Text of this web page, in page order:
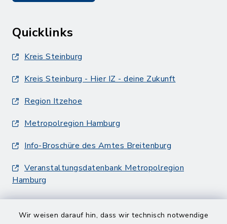
Wir weisen darauf hin, dass wir technisch notwendige
Quicklinks
Kreis Steinburg
Kreis Steinburg - Hier IZ - deine Zukunft
Region Itzehoe
Metropolregion Hamburg
Info-Broschüre des Amtes Breitenburg
Veranstaltungsdatenbank Metropolregion
Hamburg